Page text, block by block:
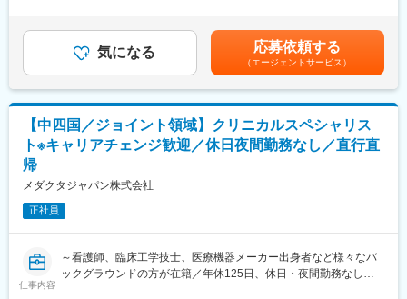
■入社後の流れ：
東京での2～3週間（予定）の研修を終えた後、現場でのOJT研修
となります。これまで病棟看護師や訪問看護師の方に多くご入社
変更の範囲：会社の定める業務
診療時間：9：00～12：30／15：00～18：00
休診日：土曜午後、日曜
◎働きやすい環境
離職率が低く、働きやすい環境を提供しています。残業が少な
く、年間休日115日です。
経営基盤がしっかりしています。整形外科がメインで、年間2,000
■会社の特徴：
等を考慮の上決定■賞与：年2回 計約4.0ヶ月分／前年度実績■昇
給：年1回（4月）賃金はあくまでも目安の金額であり、選考を通
じて上下する可能性があります。月給(月額)は固定手当を含めた表
記です。
気になる 応募依頼する
（エージェントサービス）
【中四国／ジョイント領域】クリニカルスペシャリス
ト※キャリアチェンジ歓迎／休日夜間勤務なし／直行直
帰
メダクタジャパン株式会社
正社員
仕事内容
～看護師、臨床工学技士、医療機器メーカー出身者など様々なバ
ックグラウンドの方が在籍／年休125日、休日・夜間勤務なし～